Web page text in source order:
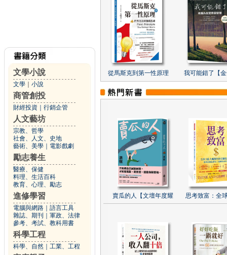
文學小說
文學 小說
商管創投
財經投資 行銷企管
人文藝坊
宗教、哲學
社會、人文、史地
藝術、美學
電影戲劇
勵志養生
醫療、保健
料理、生活百科
教育、心理、勵志
進修學習
電腦與網路
語言工具
雜誌、期刊
軍政、法律
參考、考試、教科用書
科學工程
科學、自然 工業、工程
從馬斯克到第一性原理 我可能錯了【
賣瓜的人【文壇年度耀 思考致富：全